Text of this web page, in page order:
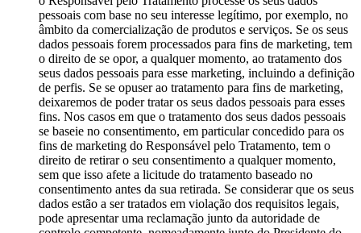
pessoais com base no seu interesse legítimo, por exemplo, no
âmbito da comercialização de produtos e serviços. Se os seus
dados pessoais forem processados para fins de marketing, tem
o direito de se opor, a qualquer momento, ao tratamento dos
seus dados pessoais para esse marketing, incluindo a definição
de perfis. Se se opuser ao tratamento para fins de marketing,
deixaremos de poder tratar os seus dados pessoais para esses
fins. Nos casos em que o tratamento dos seus dados pessoais
se baseie no consentimento, em particular concedido para os
fins de marketing do Responsável pelo Tratamento, tem o
direito de retirar o seu consentimento a qualquer momento,
sem que isso afete a licitude do tratamento baseado no
consentimento antes da sua retirada. Se considerar que os seus
dados estão a ser tratados em violação dos requisitos legais,
pode apresentar uma reclamação junto da autoridade de